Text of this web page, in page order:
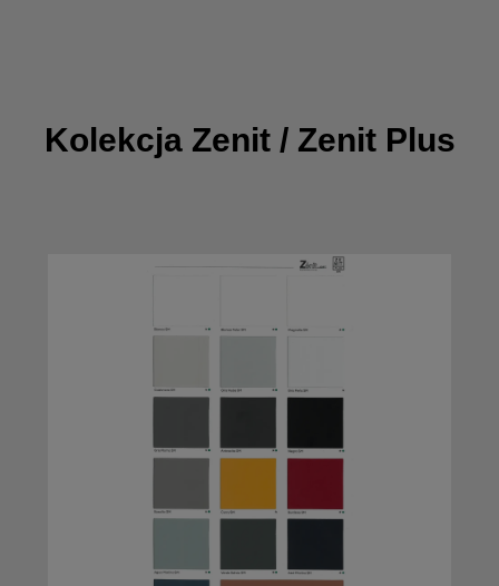
Kolekcja Zenit / Zenit Plus